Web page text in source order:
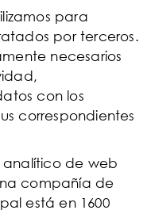
para
por terceros.
necesarios
con los
correspondientes
analítico de web
compañía de
está en 1600